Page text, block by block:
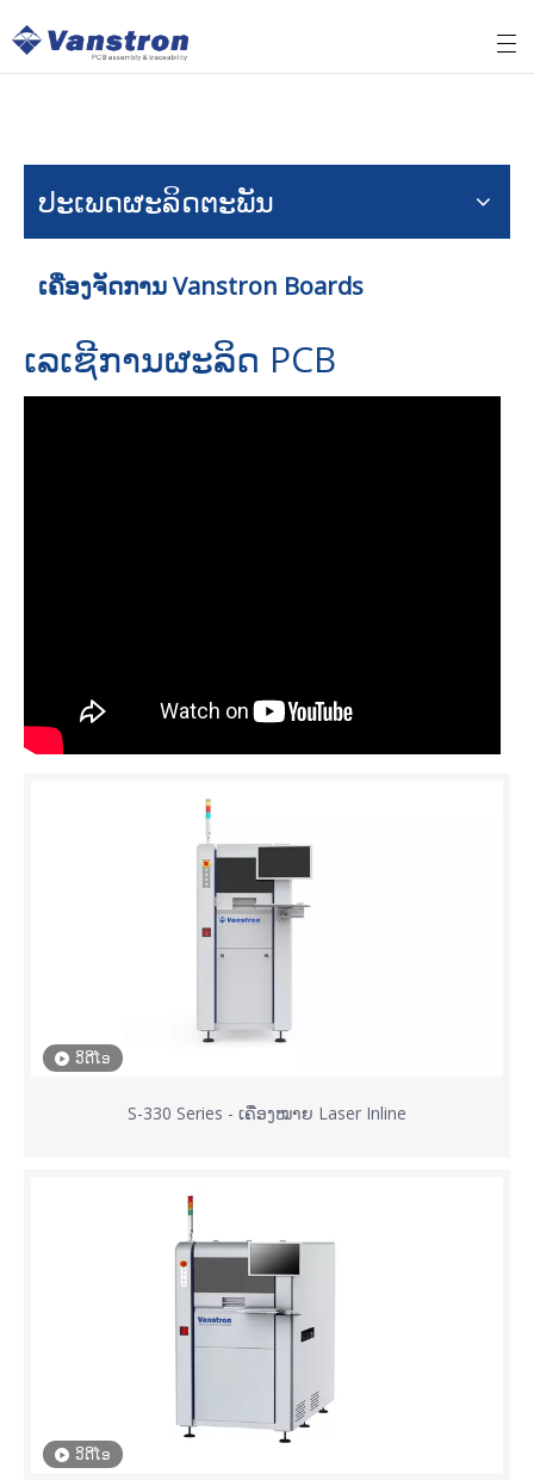
ປະເພດຜະລິດຕະພັນ
ເຄື່ອງຈັດການ Vanstron Boards
ເລເຊີການຜະລິດ PCB
ວິດີໂອ
S-330 Series - ເຄື່ອງໝາຍ Laser Inline
ວິດີໂອ